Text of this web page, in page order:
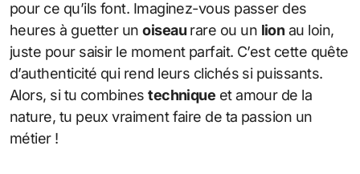
pour ce qu’ils font. Imaginez-vous passer des
heures à guetter unoiseaurare ou un lion au loin,
juste pour saisir le moment parfait. C’est cette quête
d’authenticité qui rend leurs clichés si puissants.
Alors, si tu combinestechnique et amour de la
nature, tu peux vraiment faire de ta passion un
métier !